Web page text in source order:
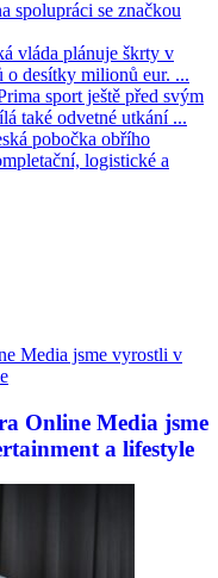
spolupráci se značkou
vláda plánuje škrty v
desítky milionů eur. ...
sport ještě před svým
také odvetné utkání ...
pobočka obřího
logistické a
Online Media jsme
a lifestyle